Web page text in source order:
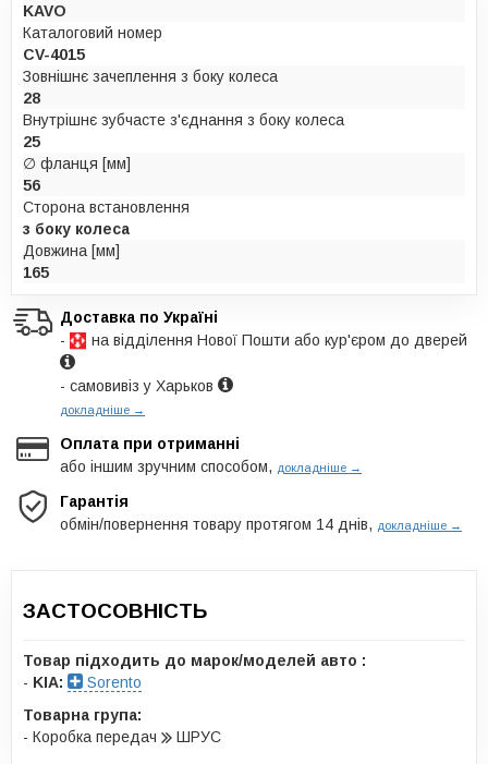
KAVO
Каталоговий номер
CV-4015
Зовнішнє зачеплення з боку колеса
28
Внутрішнє зубчасте з'єднання з боку колеса
25
∅ фланця [мм]
56
Сторона встановлення
з боку колеса
Довжина [мм]
165
Доставка по Україні
-
на відділення Нової Пошти або кур'єром до дверей
- самовивіз у Харьков
докладніше →
Оплата при отриманні
або іншим зручним способом, докладніше →
Гарантія
обмін/повернення товару протягом 14 днів, докладніше →
ЗАСТОСОВНІСТЬ
Товар підходить до марок/моделей авто :
- KIA:
Sorento
Товарна група:
- Коробка передач
ШРУС